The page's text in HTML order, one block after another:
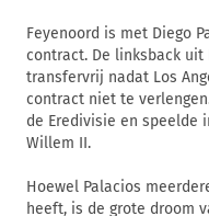
Feyenoord is met Diego
contract. De linksback uit
transfervrij nadat Los
contract niet te
de Eredivisie en speelde
Willem II.
Hoewel Palacios
heeft, is de grote droom